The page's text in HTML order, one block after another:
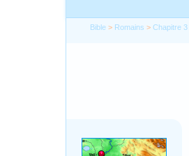
Bible > Romains >Chapitre 3